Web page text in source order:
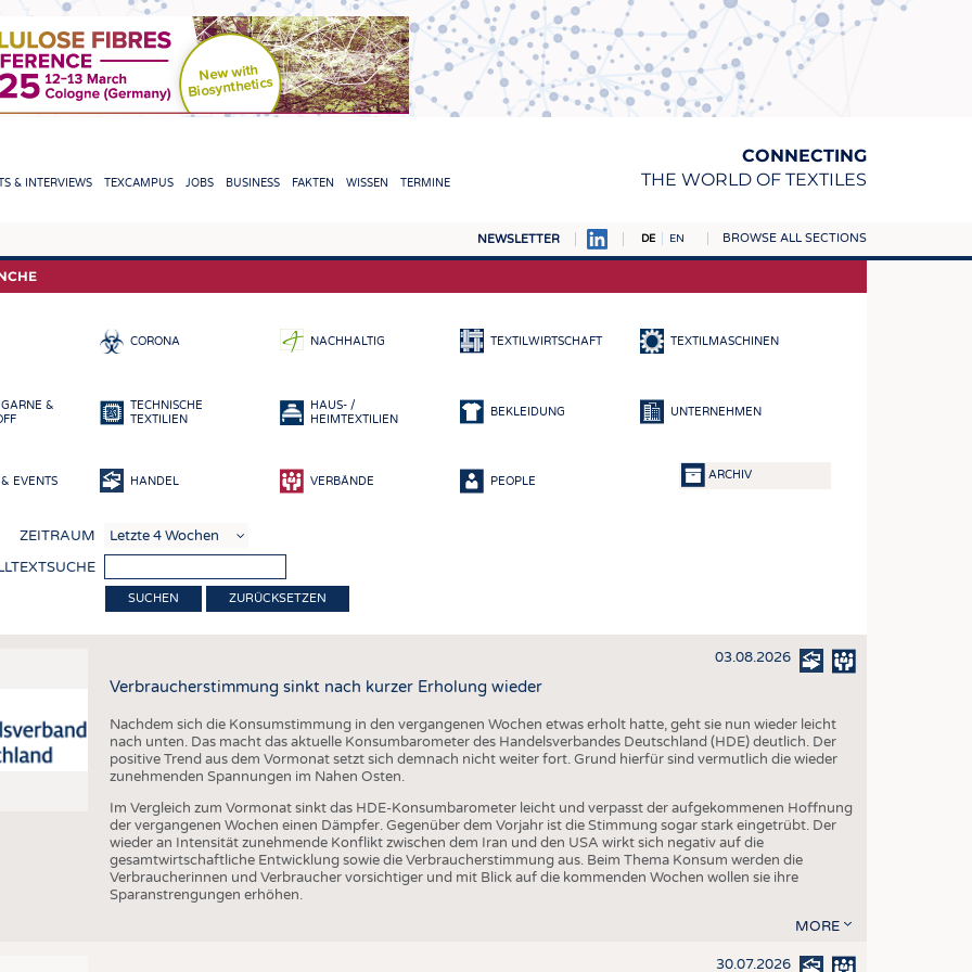
CONNECTING
THE WORLD OF TEXTILES
& INTERVIEWS TEXCAMPUS JOBS BUSINESS FAKTEN WISSEN TERMINE
NEWSLETTER DE EN BROWSE ALL SECTIONS
TEXTILE LEADERSHIP FASERN
GEWEBE
VLIESSTOFFE
NACHHALTIGKEIT
KREISLAUFWIRTSCHAFT
TECHNISCHE TEXTILIEN
SMART TEXTILES
MEDIZIN
HAUS- UND HEIMTEXTILIEN
CORONA NACHHALTIG TEXTILWIRTSCHAFT TEXTILMASCHINEN
&
TECHNISCHE
TEXTILIEN
HAUS- /
HEIMTEXTILIEN
BEKLEIDUNG UNTERNEHMEN
EVENTS HANDEL VERBÄNDE PEOPLE ARCHIV
ZEITRAUM
ZURÜCKSETZEN
03.08.2026
Verbraucherstimmung sinkt nach kurzer Erholung wieder
Nachdem sich die Konsumstimmung in den vergangenen Wochen etwas erholt hatte, geht sie nun wieder leicht
nach unten. Das macht das aktuelle Konsumbarometer des Handelsverbandes Deutschland (HDE) deutlich. Der
positive Trend aus dem Vormonat setzt sich demnach nicht weiter fort. Grund hierfür sind vermutlich die wieder
zunehmenden Spannungen im Nahen Osten.
Im Vergleich zum Vormonat sinkt das HDE-Konsumbarometer leicht und verpasst der aufgekommenen Hoffnung
der vergangenen Wochen einen Dämpfer. Gegenüber dem Vorjahr ist die Stimmung sogar stark eingetrübt. Der
wieder an Intensität zunehmende Konflikt zwischen dem Iran und den USA wirkt sich negativ auf die
gesamtwirtschaftliche Entwicklung sowie die Verbraucherstimmung aus. Beim Thema Konsum werden die
Verbraucherinnen und Verbraucher vorsichtiger und mit Blick auf die kommenden Wochen wollen sie ihre
Sparanstrengungen erhöhen.
MORE
30.07.2026